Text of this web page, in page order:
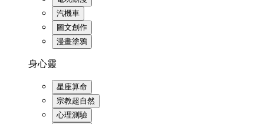
汽機車
圖文創作
漫畫塗鴉
身心靈
星座算命
宗教超自然
心理測驗